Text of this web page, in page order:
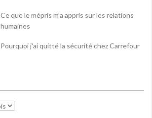
Ce que le mépris m’a appris sur les relations
humaines
Pourquoi j'ai quitté la sécurité chez Carrefour